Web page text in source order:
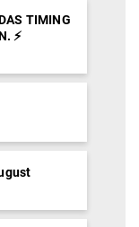
TIMING
⚡️